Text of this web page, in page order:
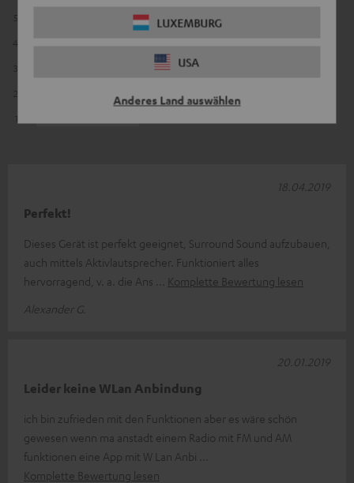
LUXEMBURG
USA
Anderes Land auswählen
1
Perfekt!
Dieses Gerät ist perfekt geeignet, Surround Sound aufzubauen,
auch mittels Aktivlautsprecher. Funktioniert alles
hervorragend, v. a. die Ans
Komplette Bewertung lesen
Alexander G.
18.04.2019
Leider keine WLan Anbindung
ich bin zufrieden mit den Funktionen aber es wäre schön
gewesen wenn ma anstadt einem Radio mit FM und AM
funktionen eine App mit W Lan Anbi
Komplette Bewertung lesen
20.01.2019